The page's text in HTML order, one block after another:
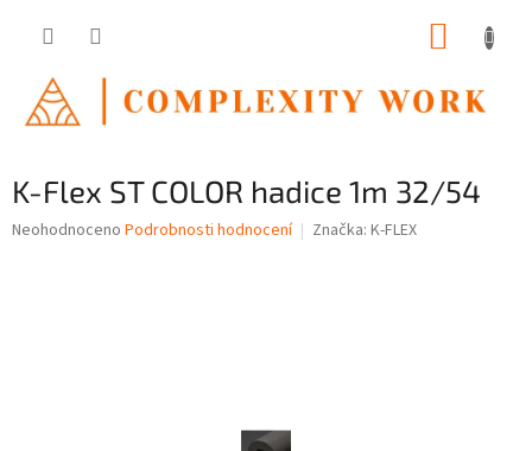
K-Flex ST COLOR hadice 1m 32/54
Průměrné
Neohodnoceno Podrobnosti hodnocení Značka: K-FLEX